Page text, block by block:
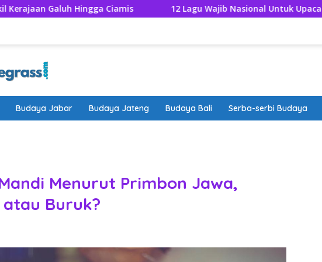
Hingga Ciamis 12 Lagu Wajib Nasional Untuk Upacara 17 Agustus
Budaya Jabar Budaya Jateng Budaya Bali Serba-serbi Budaya
Menurut Primbon Jawa,
Buruk?